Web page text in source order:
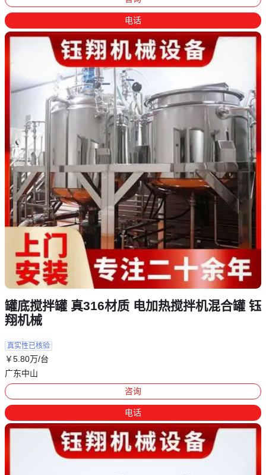
电话
罐底搅拌罐 真316材质 电加热搅拌机混合罐 钰
翔机械
真实性已核验
￥5.80万/台
广东中山
咨询
电话